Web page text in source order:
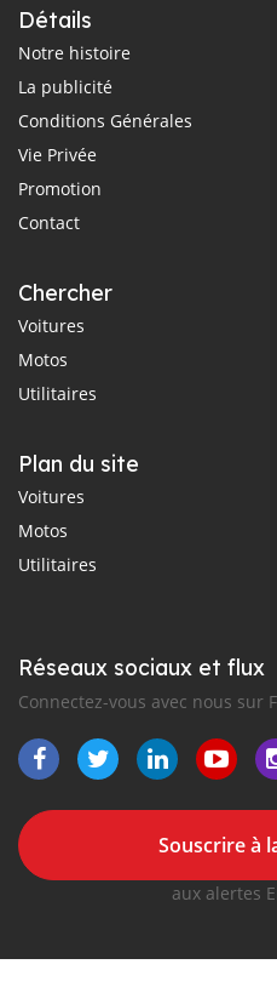
Détails
Notre histoire
La publicité
Conditions Générales
Vie Privée
Promotion
Contact
Chercher
Voitures
Motos
Utilitaires
Plan du site
Voitures
Motos
Utilitaires
Réseaux sociaux et flux
Connectez-vous avec nous sur
Souscrire à
aux alertes